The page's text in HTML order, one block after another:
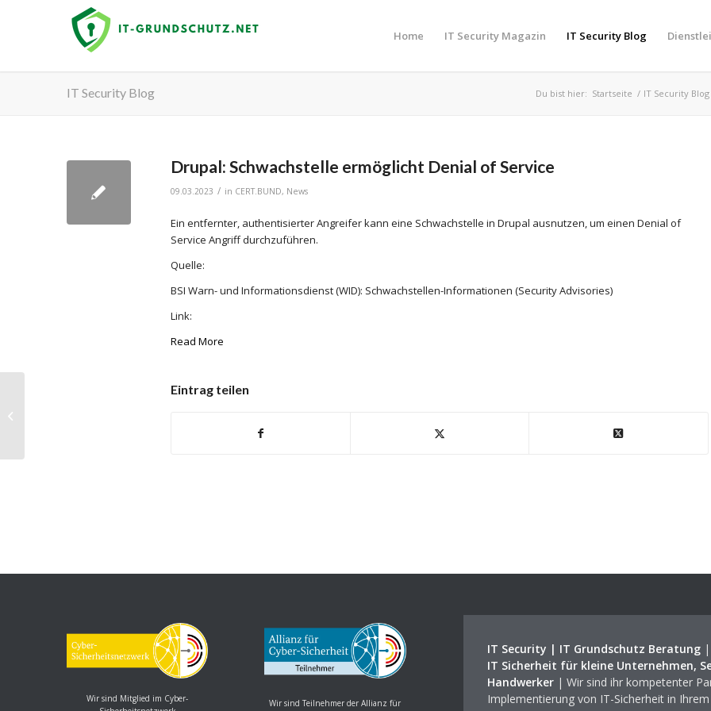
Home IT Security Magazin IT Security Blog
IT Security Blog Du bist hier: Startseite / IT Security Blog
Drupal: Schwachstelle ermöglicht Denial of Service
09.03.2023 / in CERT.BUND, News
Ein entfernter, authentisierter Angreifer kann eine Schwachstelle in Drupal ausnutzen, um einen Denial of
Service Angriff durchzuführen.
Quelle:
BSI Warn- und Informationsdienst (WID): Schwachstellen-Informationen (Security Advisories)
Link:
Read More
Eintrag teilen
Wir sind Mitglied im Cyber-
Wir sind Teilnehmer der Allianz für
IT Security | IT Grundschutz Beratung|
IT Sicherheit für kleine Unternehmen,
Handwerker| Wir sind ihr kompetenter
Implementierung von IT-Sicherheit in
Red Hat OpenShift: Schwachstelle